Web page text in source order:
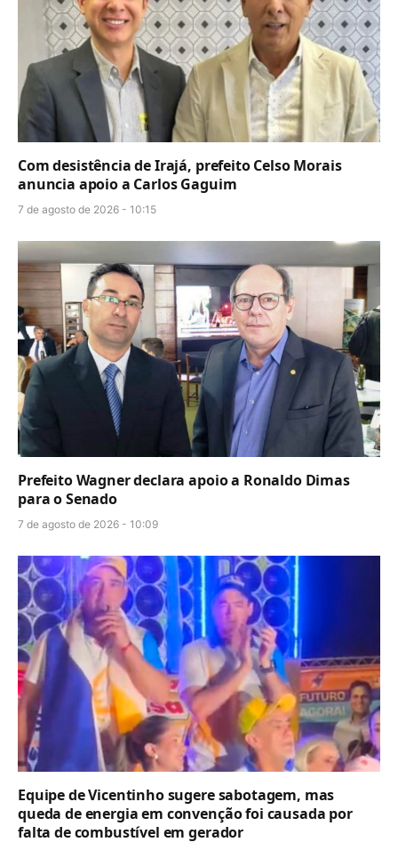
Com desistência de Irajá, prefeito Celso Morais
anuncia apoio a Carlos Gaguim
7 de agosto de 2026 - 10:15
Prefeito Wagner declara apoio a Ronaldo Dimas
para o Senado
7 de agosto de 2026 - 10:09
Equipe de Vicentinho sugere sabotagem, mas
queda de energia em convenção foi causada por
falta de combustível em gerador